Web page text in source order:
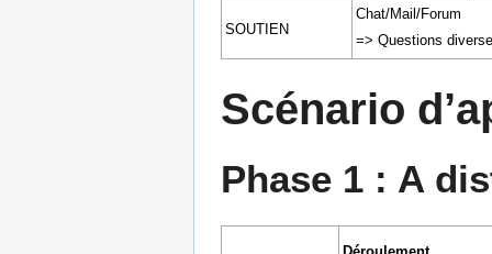
SOUTIEN
Chat/Mail/Forum
=> Questions
Scénario
Phase 1 : A